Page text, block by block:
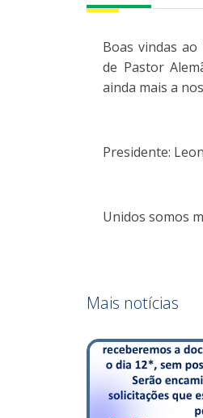
Boas vindas ao
de Pastor
ainda mais a
Presidente:
Unidos somos
Mais notícias